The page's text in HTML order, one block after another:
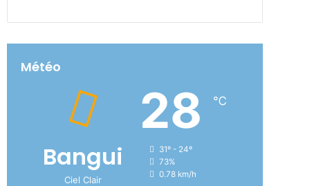
Météo
Bangui
Ciel Clair
28 ℃
31º - 24º
73%
0.78 km/h